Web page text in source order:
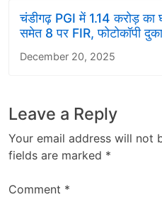
चंडीगढ़ PGI में 1.14 करोड़ का
समेत 8 पर FIR, फोटोकॉपी
December 20, 2025
Leave a Reply
Your email address will not
fields are marked *
Comment *